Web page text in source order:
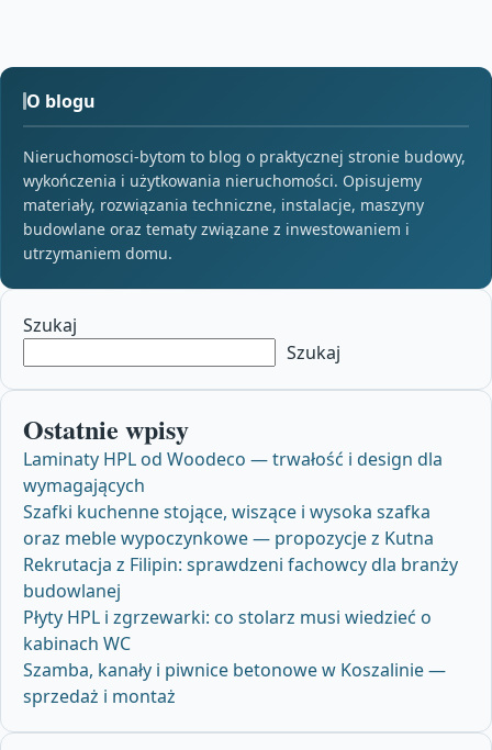
O blogu
Nieruchomosci-bytom to blog o praktycznej stronie budowy,
wykończenia i użytkowania nieruchomości. Opisujemy
materiały, rozwiązania techniczne, instalacje, maszyny
budowlane oraz tematy związane z inwestowaniem i
utrzymaniem domu.
Szukaj
Szukaj
Ostatnie wpisy
Laminaty HPL od Woodeco — trwałość i design dla
wymagających
Szafki kuchenne stojące, wiszące i wysoka szafka
oraz meble wypoczynkowe — propozycje z Kutna
Rekrutacja z Filipin: sprawdzeni fachowcy dla branży
budowlanej
Płyty HPL i zgrzewarki: co stolarz musi wiedzieć o
kabinach WC
Szamba, kanały i piwnice betonowe w Koszalinie —
sprzedaż i montaż